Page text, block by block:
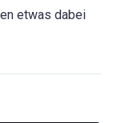
etwas dabei